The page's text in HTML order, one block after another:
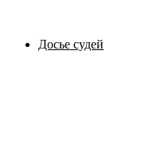
Досье судей